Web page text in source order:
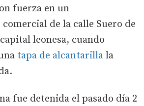
fuerza en un
de la calle Suero de
leonesa, cuando
tapa de alcantarilla la
fue detenida el pasado día 2